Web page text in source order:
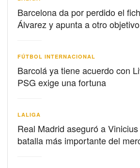
Barcelona da por perdido el
Álvarez y apunta a otro objetivo
FÚTBOL INTERNACIONAL
Barcolá ya tiene acuerdo con
PSG exige una fortuna
LALIGA
Real Madrid aseguró a
batalla más importante del